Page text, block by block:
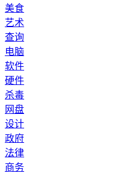
美食
艺术
查询
电脑
软件
硬件
杀毒
网盘
设计
政府
法律
商务